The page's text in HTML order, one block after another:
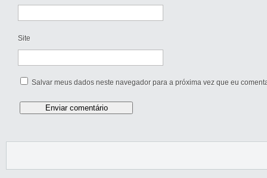
Site
Salvar meus dados neste navegador para a próxima vez que eu